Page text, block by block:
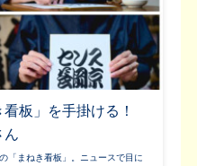
板」を手掛ける！
ん
「まねき看板」。ニュースで目に